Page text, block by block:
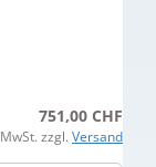
751,00 CHF
zzgl. Versand